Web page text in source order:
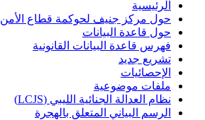
الرئيسية
حول مركز جنيف لحوكمة قطاع الأمن
حول قاعدة البيانات
فهرس قاعدة البيانات القانونية
تشريع جديد
الإحصائيات
ملفات موضوعية
نظام العدالة الجنائية الليبي (LCJS)
الرسم البياني المتعلق بالهجرة